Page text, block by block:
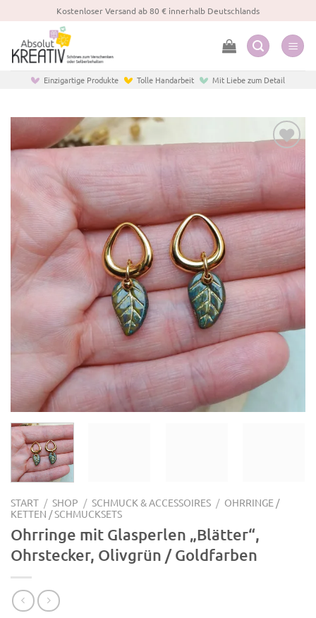
Inhalt
springen
Kostenloser Versand ab 80 € innerhalb Deutschlands
Einzigartige Produkte Tolle Handarbeit Mit Liebe zum Detail
Zur
Wunschliste
hinzufügen
START / SHOP / SCHMUCK & ACCESSOIRES / OHRRINGE /
KETTEN / SCHMUCKSETS
Ohrringe mit Glasperlen „Blätter“,
Ohrstecker, Olivgrün / Goldfarben